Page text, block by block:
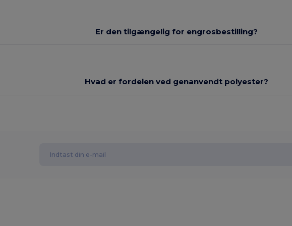
Er den tilgængelig for engrosbestilling?
Hvad er fordelen ved genanvendt polyester?